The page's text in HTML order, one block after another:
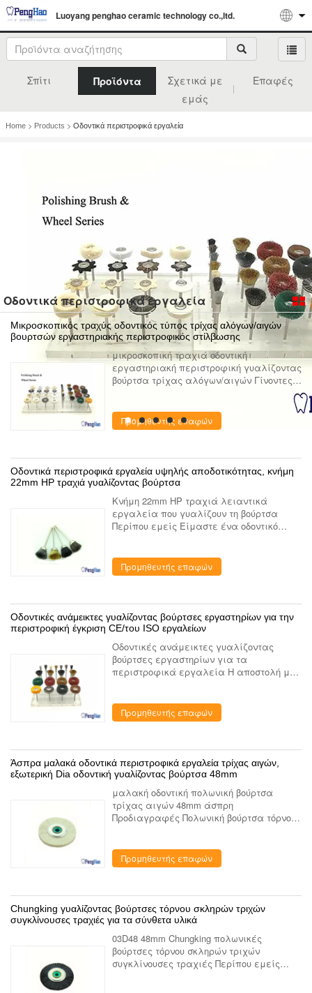
Luoyang penghao ceramic technology co.,ltd.
Σπίτι Προϊόντα
Σχετικά με
εμάς
Επαφές
Home > Products > Οδοντικά περιστροφικά εργαλεία
Οδοντικά περιστροφικά εργαλεία
Μικροσκοπικός τραχύς οδοντικός τύπος τρίχας αλόγων/αιγών
βουρτσών εργαστηριακής περιστροφικός στίλβωσης
μικροσκοπική τραχιά οδοντική
εργαστηριακή περιστροφική γυαλίζοντας
βούρτσα τρίχας αλόγων/αιγών Γίνοντες
καθαρισμό, τη στίλβωση, τη λείαν...
Προμηθευτής επαφών
Οδοντικά περιστροφικά εργαλεία υψηλής αποδοτικότητας, κνήμη
22mm HP τραχιά γυαλίζοντας βούρτσα
Κνήμη 22mm HP τραχιά λειαντικά
εργαλεία που γυαλίζουν τη βούρτσα
Περίπου εμείς Είμαστε ένα οδοντικό
μάρκετινγκ του οδοντικού εργαστηρί...
Προμηθευτής επαφών
Οδοντικές ανάμεικτες γυαλίζοντας βούρτσες εργαστηρίων για την
περιστροφική έγκριση CE/του ISO εργαλείων
Οδοντικές ανάμεικτες γυαλίζοντας
βούρτσες εργαστηρίων για τα
περιστροφικά εργαλεία Η αποστολή μας
συμβάλουν στην οδοντική υγεία των
ανθρώπ...
Προμηθευτής επαφών
Άσπρα μαλακά οδοντικά περιστροφικά εργαλεία τρίχας αιγών,
εξωτερική Dia οδοντική γυαλίζοντας βούρτσα 48mm
μαλακή οδοντική πολωνική βούρτσα
τρίχας αιγών 48mm άσπρη
Προδιαγραφές Πολωνική βούρτσα τόρνου
επιλέξτε Τα προϊόντα μας έχουν
εξαχθεί σ...
Προμηθευτής επαφών
Chungking γυαλίζοντας βούρτσες τόρνου σκληρών τριχών
συγκλίνουσες τραχιές για τα σύνθετα υλικά
03D48 48mm Chungking πολωνικές
βούρτσες τόρνου σκληρών τριχών
συγκλίνουσες τραχιές Περίπου εμείς